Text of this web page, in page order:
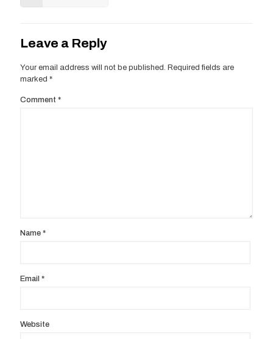
Leave a Reply
Your email address will not be published. Required fields are
marked *
Comment *
Name *
Email *
Website